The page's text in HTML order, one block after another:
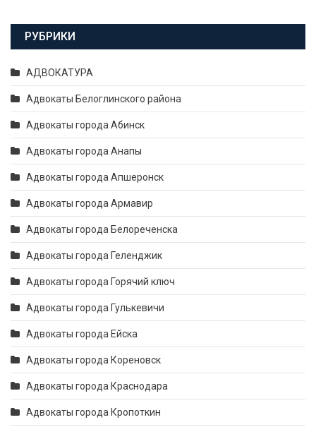
РУБРИКИ
АДВОКАТУРА
Адвокаты Белоглинского района
Адвокаты города Абинск
Адвокаты города Анапы
Адвокаты города Апшеронск
Адвокаты города Армавир
Адвокаты города Белореченска
Адвокаты города Геленджик
Адвокаты города Горячий ключ
Адвокаты города Гулькевичи
Адвокаты города Ейска
Адвокаты города Кореновск
Адвокаты города Краснодара
Адвокаты города Кропоткин